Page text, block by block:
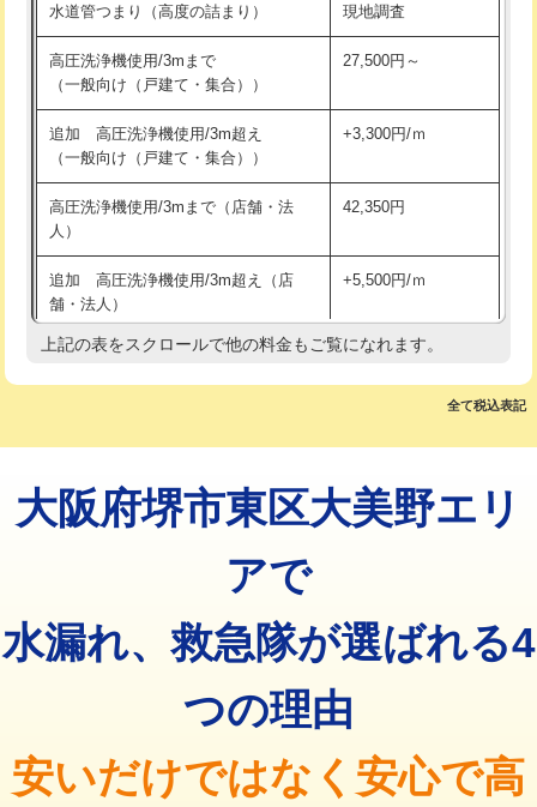
追加人工 16,500円
廃棄・処分 現場見積
※給水管工事は20mmまでの価格です。
持込商品取付（混合水栓）
持込商品取付（浄水器・分岐水栓） 16,500円
業）
排水管工事（追加 排水管工事/3ｍ超
え）
マス交換（土の掘削・埋め戻し作業） 11,000円~
マス交換（深さ50㎝以上） 66,000円
コンクリート斫り（厚さ10㎝超え）
モルタル補修（厚さ10㎝まで） 27,500円
16,500円
廃棄・処分 現場見積
水道管つまり（高度の詰まり） 現地調査
高圧洗浄機使用/3mまで
（一般向け（戸建て・集合））
27,500円～
追加 高圧洗浄機使用/3m超え
（一般向け（戸建て・集合））
+3,300円/ｍ
高圧洗浄機使用/3mまで（店舗・法
人）
42,350円
追加 高圧洗浄機使用/3m超え（店
舗・法人）
+5,500円/ｍ
高度高圧洗浄換 現地調査
トーラー機使用/3mまで 33,000円
追加トーラー機使用/3m超え +3,300円
止水・漏水調査・防水処理・清掃・修
11,000円
止水・漏水調査・防水処理・清掃・修
22,000円
止水・漏水調査・防水処理・清掃・修
33,000円
上記の表をスクロールで他の料金もご覧になれます。
全て税込表記
大阪府堺市東区大美野エリ
アで
水漏れ、救急隊が選ばれる4
つの理由
安いだけではなく安心で高